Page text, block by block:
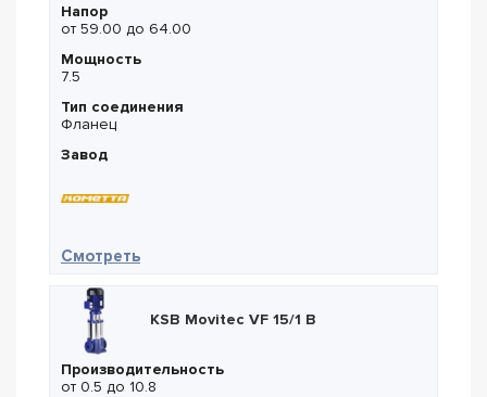
Напор
от 59.00 до 64.00
Мощность
7.5
Тип соединения
Фланец
Завод
Смотреть— Кометта К144 32-50/04А/075Т2
KSB Movitec VF 15/1 B
Производительность
от 0.5 до 10.8